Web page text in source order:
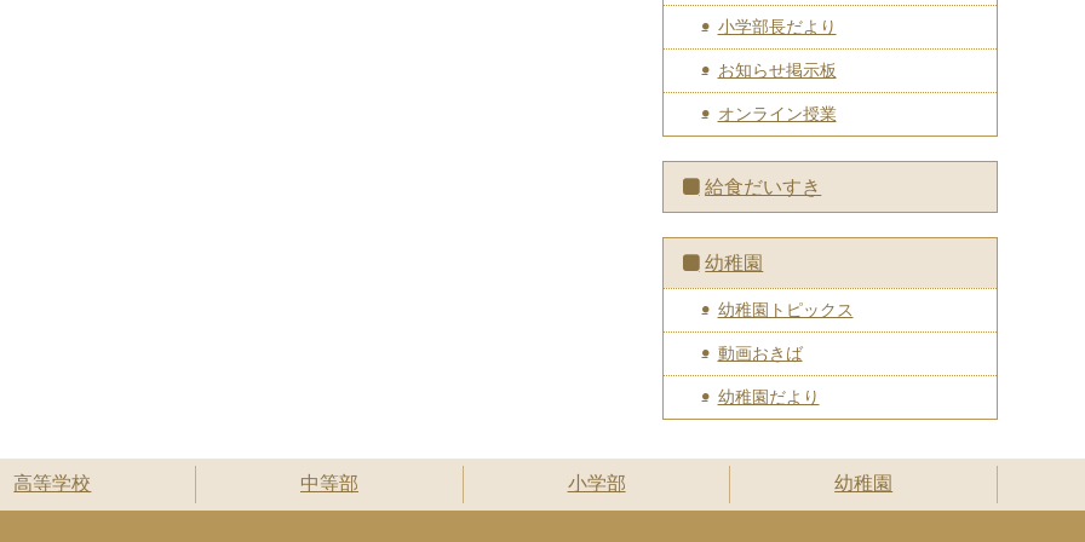
小学部長だより
お知らせ掲示板
オンライン授業
給食だいすき
幼稚園
幼稚園トピックス
動画おきば
幼稚園だより
高等学校 中等部 小学部 幼稚園